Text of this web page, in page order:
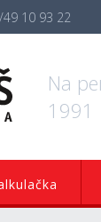
49 10 93 22
Na
1991